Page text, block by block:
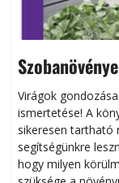
Virágok
ismertetése! A
sikeresen tart­ha­tó
segítségünkre
hogy milyen